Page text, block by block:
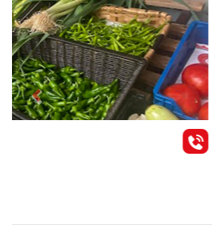
Previous